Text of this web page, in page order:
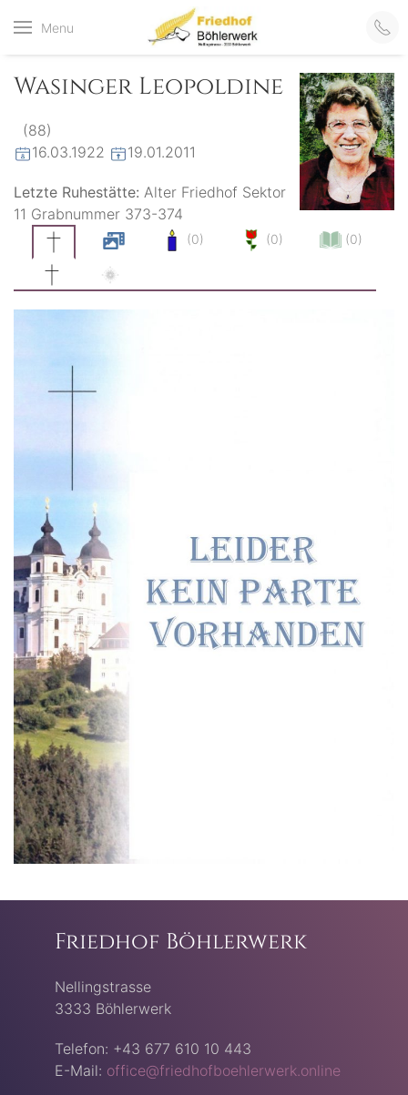
Menu
Friedhof
der virtuelle Friedhof
Wasinger Leopoldine
(88)
16.03.1922
19.01.2011
Letzte Ruhestätte: Alter Friedhof Sektor
11 Grabnummer 373-374
(0) (0) (0)
Friedhof Böhlerwerk
Nellingstrasse
3333 Böhlerwerk
Telefon: +43 677 610 10 443
E-Mail: office@friedhofboehlerwerk.online